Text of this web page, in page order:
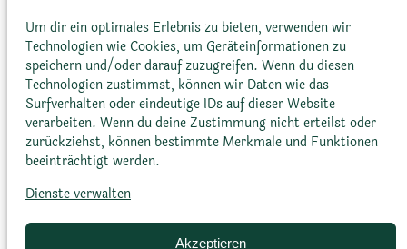
Um dir ein optimales Erlebnis zu bieten, verwenden wir
Technologien wie Cookies, um Geräteinformationen zu
speichern und/oder darauf zuzugreifen. Wenn du diesen
Technologien zustimmst, können wir Daten wie das
Surfverhalten oder eindeutige IDs auf dieser Website
verarbeiten. Wenn du deine Zustimmung nicht erteilst oder
zurückziehst, können bestimmte Merkmale und Funktionen
beeinträchtigt werden.
Dienste verwalten
Akzeptieren
speicherung, Sonnenschutz oder Abwehr von
Fressfeinden haben.